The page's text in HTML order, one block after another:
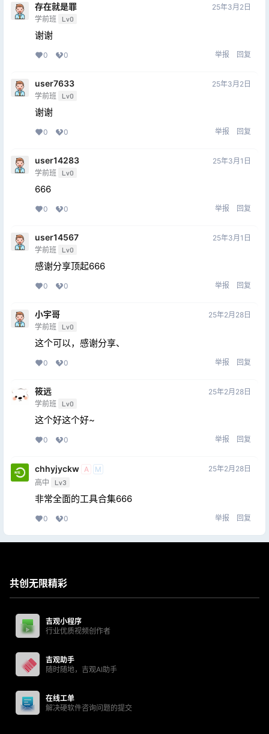
存在就是罪
学前班 Lv0
25年3月2日
谢谢
0 0 举报 回复
user7633
学前班 Lv0
25年3月2日
谢谢
0 0 举报 回复
user14283
学前班 Lv0
25年3月1日
666
0 0 举报 回复
user14567
学前班 Lv0
25年3月1日
感谢分享顶起666
0 0 举报 回复
小宇哥
学前班 Lv0
25年2月28日
这个可以，感谢分享、
0 0 举报 回复
筱远
学前班 Lv0
25年2月28日
这个好这个好~
0 0 举报 回复
chhyjyckw A
M
高中
Lv3
25年2月28日
非常全面的工具合集666
0 0 举报 回复
共创无限精彩
吉观小程序
行业优质视频创作者
吉观助手
随时随地，吉观AI助手
在线工单
解决硬软件咨询问题的提交